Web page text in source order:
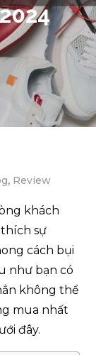
, Review
khách
sự
cách bụi
như bạn có
không thể
mua nhất
đây.